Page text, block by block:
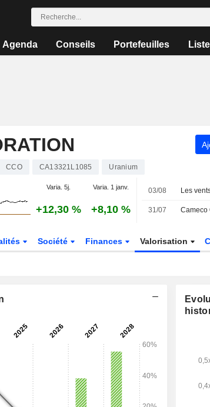
Agenda Conseils Portefeuilles
CCO CA13321L1085 Uranium
Varia. 5j. Varia. 1 janv.
+12,30 % +8,10 %
03/08
31/07
Société Finances Valorisation